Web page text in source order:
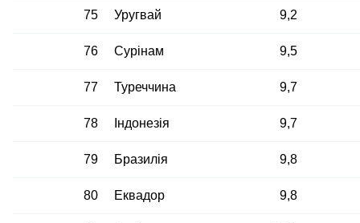
75 Уругвай 9,2
76 Сурінам 9,5
77 Туреччина 9,7
78 Індонезія 9,7
79 Бразилія 9,8
80 Еквадор 9,8